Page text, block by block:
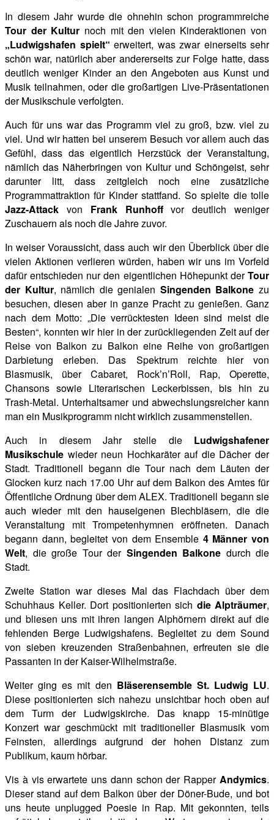
In diesem Jahr wurde die ohnehin schon programmreiche
Tour der Kultur noch mit den vielen Kinderaktionen von
„Ludwigshafen spielt“ erweitert, was zwar einerseits sehr
schön war, natürlich aber andererseits zur Folge hatte, dass
deutlich weniger Kinder an den Angeboten aus Kunst und
Musik teilnahmen, oder die großartigen Live-Präsentationen
der Musikschule verfolgten.
Auch für uns war das Programm viel zu groß, bzw. viel zu
viel. Und wir hatten bei unserem Besuch vor allem auch das
Gefühl, dass das eigentlich Herzstück der Veranstaltung,
nämlich das Näherbringen von Kultur und Schöngeist, sehr
darunter litt, dass zeitgleich noch eine zusätzliche
Programmattraktion für Kinder stattfand. So spielte die tolle
Jazz-Attack von Frank Runhoffvor deutlich weniger
Zuschauern als noch die Jahre zuvor.
In weiser Voraussicht, dass auch wir den Überblick über die
vielen Aktionen verlieren würden, haben wir uns im Vorfeld
dafür entschieden nur den eigentlichen Höhepunkt derTour
der Kultur, nämlich die genialen Singenden Balkone zu
besuchen, diesen aber in ganze Pracht zu genießen. Ganz
nach dem Motto: „Die verrücktesten Ideen sind meist die
Besten“, konnten wir hier in der zurückliegenden Zeit auf der
Reise von Balkon zu Balkon eine Reihe von großartigen
Darbietung erleben. Das Spektrum reichte hier von
Blasmusik, über Cabaret, Rock’n’Roll, Rap, Operette,
Chansons sowie Literarischen Leckerbissen, bis hin zu
Trash-Metal. Unterhaltsamer und abwechslungsreicher kann
man ein Musikprogramm nicht wirklich zusammenstellen.
Auch in diesem Jahr stelle die Ludwigshafener
Musikschule wieder neun Hochkaräter auf die Dächer der
Stadt. Traditionell begann die Tour nach dem Läuten der
Glocken kurz nach 17.00 Uhr auf dem Balkon des Amtes für
Öffentliche Ordnung über dem ALEX. Traditionell begann sie
auch wieder mit den hauseigenen Blechbläsern, die die
Veranstaltung mit Trompetenhymnen eröffneten. Danach
begann dann, begleitet von dem Ensemble 4 Männer von
Welt, die große Tour der Singenden Balkone durch die
Stadt.
Zweite Station war dieses Mal das Flachdach über dem
Schuhhaus Keller. Dort positionierten sich die Alpträumer,
und bliesen uns mit ihren langen Alphörnern direkt auf die
fehlenden Berge Ludwigshafens. Begleitet zu dem Sound
von sieben kreuzenden Straßenbahnen, erfreuten sie die
Passanten in der Kaiser-Wilhelmstraße.
Weiter ging es mit den Bläserensemble St. Ludwig LU.
Diese positionierten sich nahezu unsichtbar hoch oben auf
dem Turm der Ludwigskirche. Das knapp 15-minütige
Konzert war geschmückt mit traditioneller Blasmusik vom
Feinsten, allerdings aufgrund der hohen Distanz zum
Publikum, kaum hörbar.
Vis à vis erwartete uns dann schon der Rapper Andymics.
Dieser stand auf dem Balkon über der Döner-Bude, und bot
uns heute unplugged Poesie in Rap. Mit gekonnten, teils